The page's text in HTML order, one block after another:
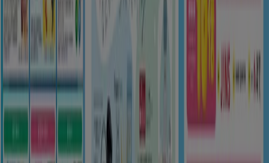
ゆめタウン
すべてのお客様のための素晴らしいオファー
8/16 日まで有効
鈴鹿市
新規
ゆめタウン